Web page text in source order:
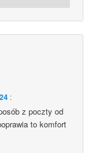
:
z poczty od
to komfort